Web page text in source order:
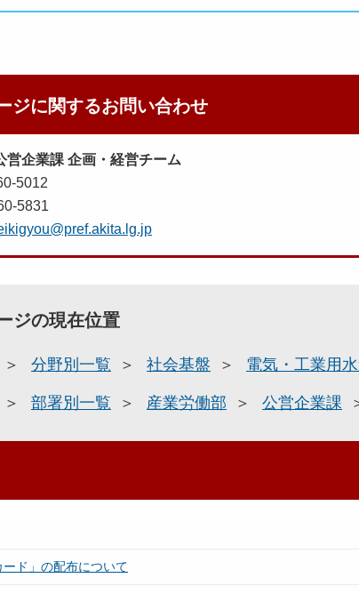
ジに関するお問い合わせ
営企業課 企画・経営チーム
5012
5831
ジの現在位置
分野別一覧 社会基盤 電気・工業用
部署別一覧 産業労働部 公営企業課
ード」の配布について